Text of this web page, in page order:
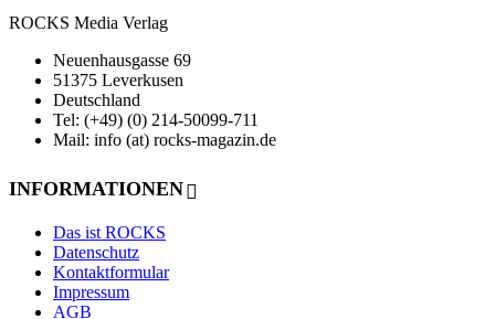
ROCKS Media Verlag
Neuenhausgasse 69
51375 Leverkusen
Deutschland
Tel: (+49) (0) 214-50099-711
Mail: info (at) rocks-magazin.de
INFORMATIONEN
Das ist ROCKS
Datenschutz
Kontaktformular
Impressum
AGB